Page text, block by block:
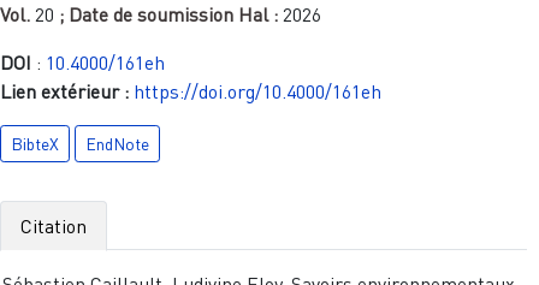
Vol. 20 ; Date de soumission Hal : 2026
DOI : 10.4000/161eh
Lien extérieur : https://doi.org/10.4000/161eh
BibteX EndNote
Citation